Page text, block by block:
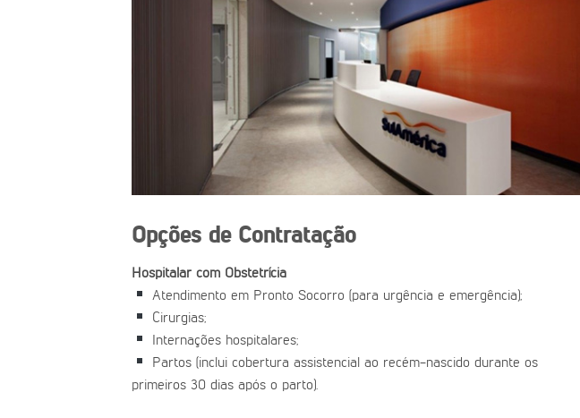
Opções de Contratação
Hospitalar com Obstetrícia
Atendimento em Pronto Socorro (para urgência e emergência);
Cirurgias;
Internações hospitalares;
Partos (inclui cobertura assistencial ao recém-nascido durante os
primeiros 30 dias após o parto).